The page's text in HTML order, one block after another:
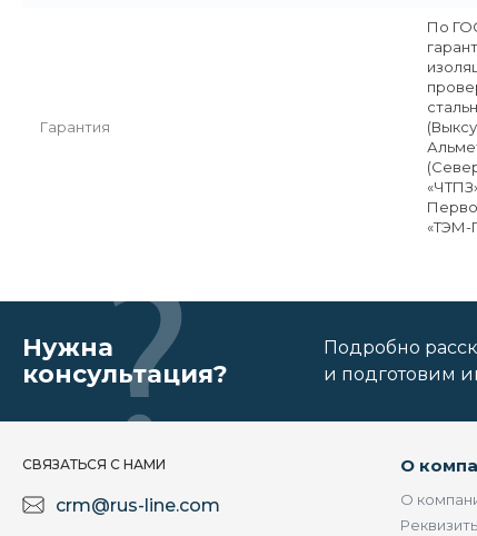
Гарантия
По
«ТЭМ-
Нужна
консультация?
Подробно
и подготовим
СВЯЗАТЬСЯ С НАМИ
crm@rus-line.com
О
О